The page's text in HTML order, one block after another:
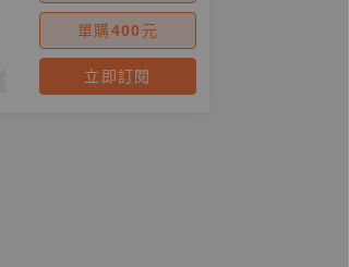
#茶金歲月
單購400 元
立即訂閱